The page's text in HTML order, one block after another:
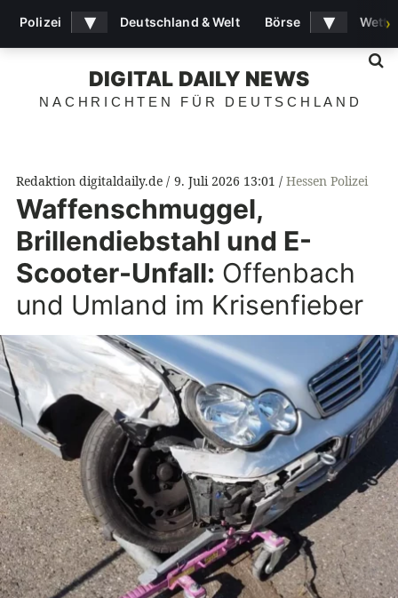
DIGITAL DAILY NEWS
NACHRICHTEN FÜR DEUTSCHLAND
Redaktion digitaldaily.de 9. Juli 2026 13:01 Hessen Polizei
Waffenschmuggel,
Brillendiebstahl und E-
Scooter-Unfall: Offenbach
und Umland im Krisenfieber
Polizei ▾ Deutschland & Welt Börse ▾ ›